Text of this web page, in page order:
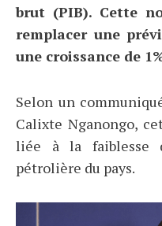
brut (PIB). Cette
remplacer une
une croissance de
Selon un
Calixte Nganongo,
liée à la faiblesse
pétrolière du pays.